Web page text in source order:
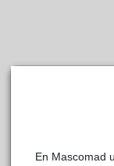
En Mascomad